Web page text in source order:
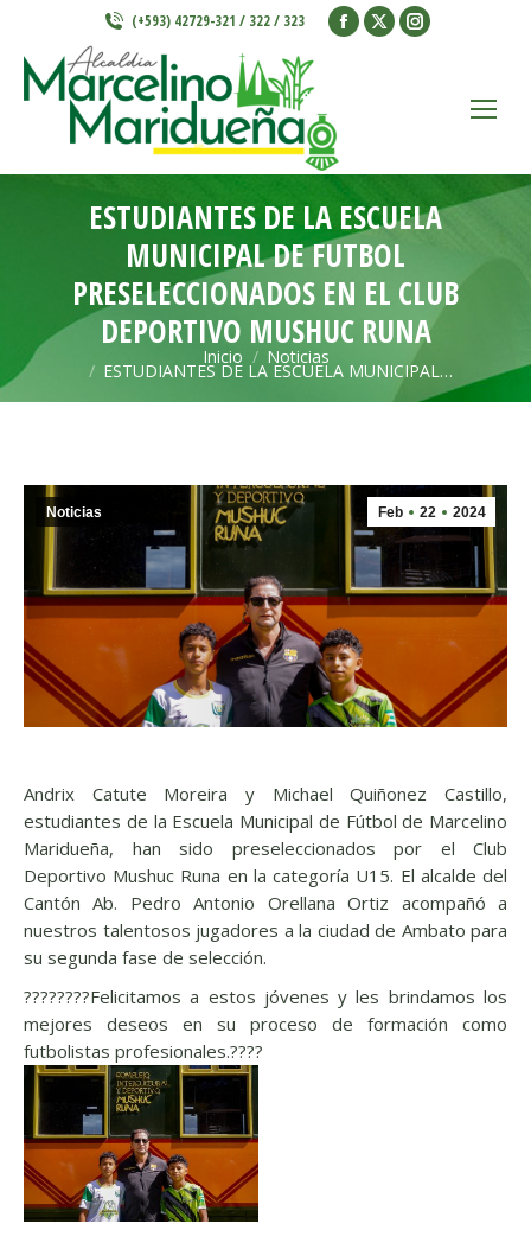
(+593) 42729-321 / 322 / 323
Facebook
window
X
window
Instagram
window
ESTUDIANTES DE LA ESCUELA
MUNICIPAL DE FUTBOL
PRESELECCIONADOS EN EL CLUB
DEPORTIVO MUSHUC RUNA
Estás aquí: Inicio Noticias
ESTUDIANTES DE LA ESCUELA MUNICIPAL…
Feb 22 2024
Noticias
Andrix Catute Moreira y Michael Quiñonez Castillo,
estudiantes de la Escuela Municipal de Fútbol de Marcelino
Maridueña, han sido preseleccionados por el Club
Deportivo Mushuc Runa en la categoría U15. El alcalde del
Cantón Ab. Pedro Antonio Orellana Ortiz acompañó a
nuestros talentosos jugadores a la ciudad de Ambato para
su segunda fase de selección.
????????Felicitamos a estos jóvenes y les brindamos los
mejores deseos en su proceso de formación como
futbolistas profesionales.????